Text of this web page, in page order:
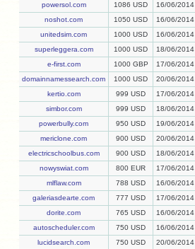
powersol.com
1086 USD
16/06/2014
noshot.com
1050 USD
16/06/2014
unitedsim.com
1000 USD
16/06/2014
superleggera.com
1000 USD
18/06/2014
e-first.com
1000 GBP
17/06/2014
domainnamessearch.com
1000 USD
20/06/2014
kertio.com
999 USD
17/06/2014
simbor.com
999 USD
18/06/2014
powerbully.com
950 USD
19/06/2014
mericlone.com
900 USD
20/06/2014
electricschoolbus.com
900 USD
18/06/2014
nowyswiat.com
800 EUR
17/06/2014
mlflaw.com
788 USD
16/06/2014
galeriasdearte.com
777 USD
17/06/2014
dorite.com
765 USD
16/06/2014
autoscheduler.com
750 USD
16/06/2014
lucidsearch.com
750 USD
20/06/2014